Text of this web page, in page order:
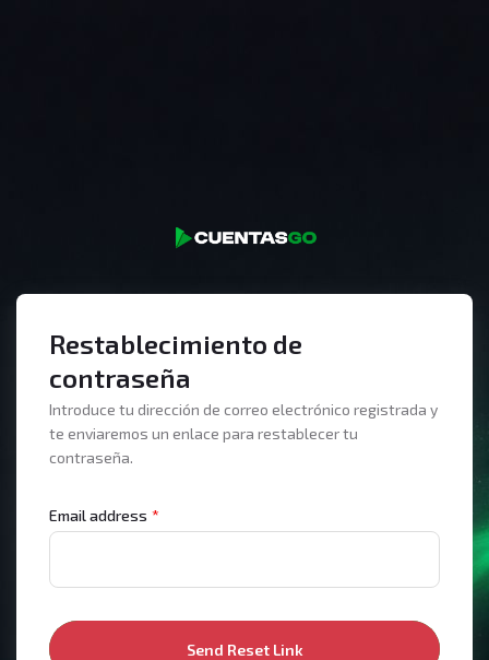
Restablecimiento de
contraseña
Introduce tu dirección de correo electrónico registrada y
te enviaremos un enlace para restablecer tu
contraseña.
Email address *
Send Reset Link